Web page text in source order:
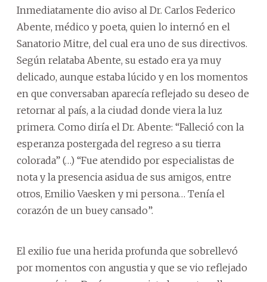
Inmediatamente dio aviso al Dr. Carlos Federico
Abente, médico y poeta, quien lo internó en el
Sanatorio Mitre, del cual era uno de sus directivos.
Según relataba Abente, su estado era ya muy
delicado, aunque estaba lúcido y en los momentos
en que conversaban aparecía reflejado su deseo de
retornar al país, a la ciudad donde viera la luz
primera. Como diría el Dr. Abente: “Falleció con la
esperanza postergada del regreso a su tierra
colorada” (…) “Fue atendido por especialistas de
nota y la presencia asidua de sus amigos, entre
otros, Emilio Vaesken y mi persona… Tenía el
corazón de un buey cansado”.
El exilio fue una herida profunda que sobrellevó
por momentos con angustia y que se vio reflejado